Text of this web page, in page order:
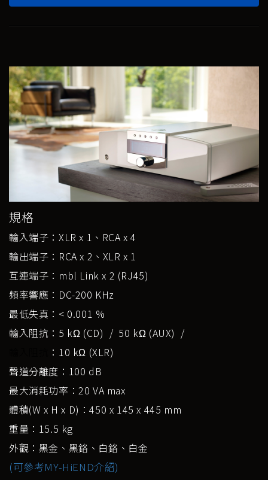
規格
輸入端子：XLR x 1、RCA x 4
輸出端子：RCA x 2、XLR x 1
互連端子：mbl Link x 2 (RJ45)
頻率響應：DC-200 KHz
最低失真：< 0.001 %
輸入阻抗：5 kΩ (CD) / 50 kΩ (AUX) /
：10 kΩ (XLR)
聲道分離度：100 dB
最大消耗功率：20 VA max
體積(W x H x D)：450 x 145 x 445 mm
重量：15.5 kg
外觀：黑金、黑鉻、白鉻、白金
(可參考MY-HiEND介紹)